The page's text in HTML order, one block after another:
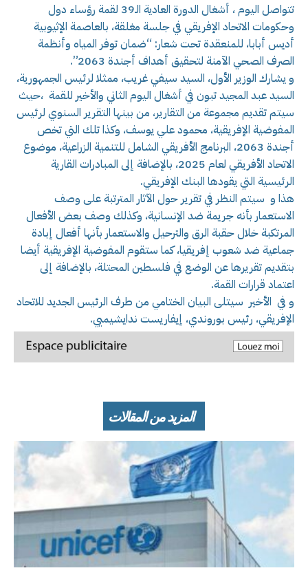
تتواصل اليوم ، أشغال الدورة العادية الـ39 لقمة رؤساء دول
وحكومات الاتحاد الإفريقي في جلسة مغلقة، بالعاصمة الإثيوبية
أديس أبابا، للمنعقدة تحت شعار: “ضمان توفر المياه وأنظمة
الصرف الصحي الآمنة لتحقيق أهداف أجندة 2063”.
و يشارك الوزير الأول، السيد سيفي غريب، ممثلا لرئيس الجمهورية،
السيد عبد المجيد تبون في أشغال اليوم الثاني والأخير للقمة ،حيث
سيتم تقديم مجموعة من التقارير، من بينها التقرير السنوي لرئيس
المفوضية الإفريقية، محمود علي يوسف، وكذا تلك التي تخص
أجندة 2063، البرنامج الأفريقي الشامل للتنمية الزراعية، موضوع
الاتحاد الأفريقي لعام 2025، بالإضافة إلى المبادرات القارية
الرئيسية التي يقودها البنك الإفريقي.
هذا و سيتم النظر في تقرير حول الآثار المترتبة على وصف
الاستعمار بأنه جريمة ضد الإنسانية، وكذلك وصف بعض الأفعال
المرتكبة خلال حقبة الرق والترحيل والاستعمار بأنها أفعال إبادة
جماعية ضد شعوب إفريقيا، كما ستقوم المفوضية الإفريقية أيضا
بتقديم تقريرها عن الوضع في فلسطين المحتلة، بالإضافة إلى
اعتماد قرارات القمة.
و في الأخير سيتلى البيان الختامي من طرف الرئيس الجديد للاتحاد
الإفريقي، رئيس بوروندي، إيفاريست ندايشيميي.
المزيد من المقالات